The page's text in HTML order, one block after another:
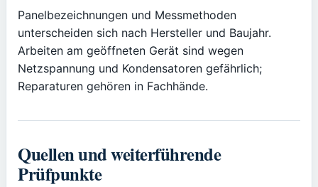
Panelbezeichnungen und Messmethoden
unterscheiden sich nach Hersteller und Baujahr.
Arbeiten am geöffneten Gerät sind wegen
Netzspannung und Kondensatoren gefährlich;
Reparaturen gehören in Fachhände.
Quellen und weiterführende
Prüfpunkte